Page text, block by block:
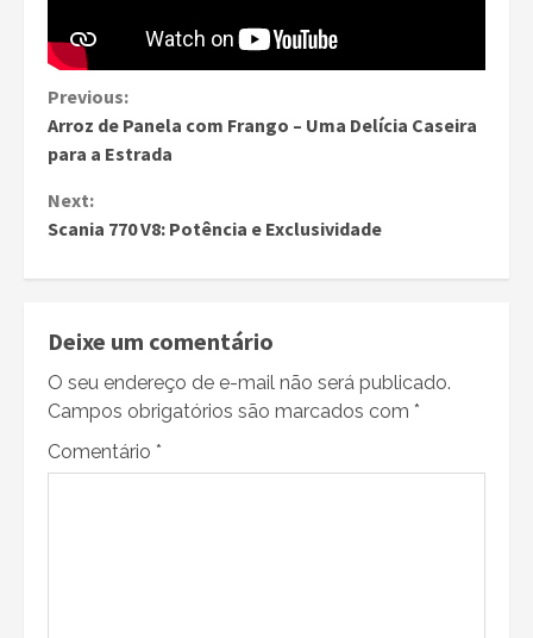
Continue
Reading
Previous:
Arroz de Panela com Frango – Uma Delícia Caseira
para a Estrada
Next:
Scania 770 V8: Potência e Exclusividade
Deixe um comentário
O seu endereço de e-mail não será publicado.
Campos obrigatórios são marcados com *
Comentário *